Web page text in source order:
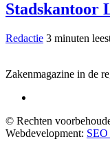
Stadskantoor
Redactie 3 minuten
Zakenmagazine in de
© Rechten
Webdevelopment: